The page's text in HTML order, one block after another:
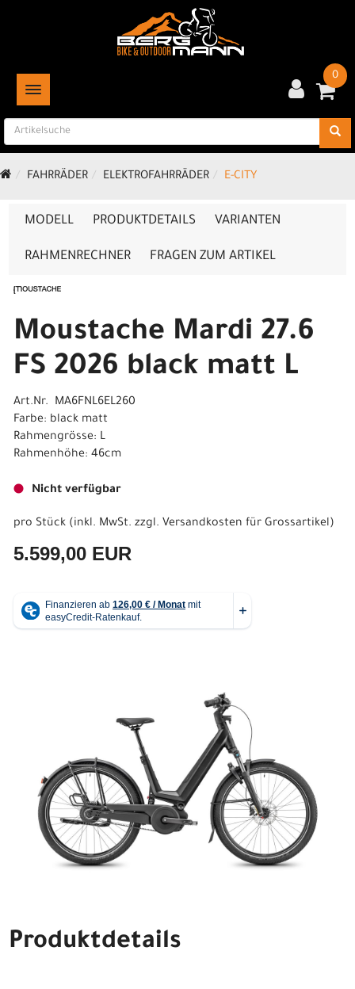
TOGGLE NAVIGATION
0
FAHRRÄDER ELEKTROFAHRRÄDER E-CITY
MODELL PRODUKTDETAILS VARIANTEN
RAHMENRECHNER FRAGEN ZUM ARTIKEL
Moustache Mardi 27.6
FS 2026 black matt L
Art.Nr. MA6FNL6EL260
Farbe: black matt
Rahmengrösse: L
Rahmenhöhe: 46cm
Nicht verfügbar
pro Stück (inkl. MwSt. zzgl. Versandkosten für Grossartikel)
5.599,00 EUR
Produktdetails